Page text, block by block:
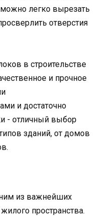
можно легко вырезать
отверстия
в строительстве
и прочное
и достаточно
- отличный выбор
зданий, от домов
из важнейших
пространства.